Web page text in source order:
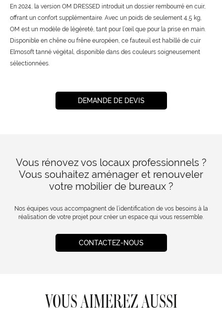
En 2024, la version OM DRESSED introduit un dossier rembourré en cuir,
offrant un confort supplémentaire. Avec un poids de seulement 4,5 kg,
OM est un modèle de légèreté, tant pour l’œil que pour la prise en main.
Disponible en chêne ou frêne européen, ce fauteuil est habillé de cuir
Elmosoft tanné végétal, disponible dans des couleurs soigneusement
sélectionnées.
DEMANDE DE DEVIS
Vous rénovez vos locaux professionnels ?
Vous souhaitez aménager et renouveler
votre mobilier de bureaux ?
Nos équipes vous accompagnent de l’identification de vos besoins à la
réalisation de votre projet pour créer un espace qui vous ressemble.
CONTACTEZ-NOUS
VOUS AIMEREZ AUSSI